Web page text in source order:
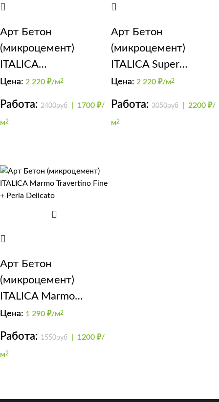
Арт Бетон
(микроцемент)
ITALICA
SuperCemento
Цена: 2 220 ₽/м2
Работа: 2400руб 1700 ₽/
м2
Арт Бетон
(микроцемент)
ITALICA Super
Cemento (стены, пол)
Цена: 2 220 ₽/м2
Работа: 3050руб 2200 ₽/
м2
Арт Бетон
(микроцемент)
ITALICA Marmo
Travertino Fine + Perla
Цена: 1 290 ₽/м2
Работа: 1550руб 1200 ₽/
м2